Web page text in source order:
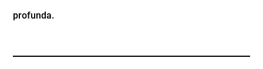
profunda.​​